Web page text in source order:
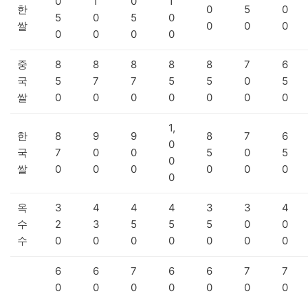
한
쌀
5
0
0
0
5
0
0
0
0
0
5
0
0
0
중
국
쌀
8
5
0
8
7
0
8
7
0
8
5
0
8
5
0
7
0
0
6
5
0
한
국
쌀
8
7
0
9
0
0
9
0
0
1,
0
0
0
8
5
0
7
0
0
6
5
0
옥
수
수
3
2
0
4
3
0
4
5
0
4
5
0
3
5
0
3
0
0
4
0
0
6
0
6
0
7
0
6
0
6
0
7
0
7
0